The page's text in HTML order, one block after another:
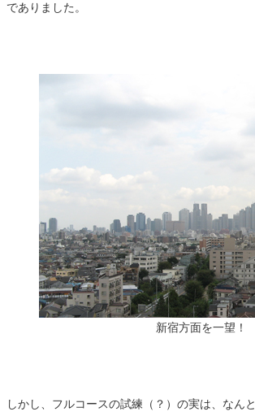
でありました。
新宿方面を一望！
しかし、フルコースの試練（？）の実は、なん